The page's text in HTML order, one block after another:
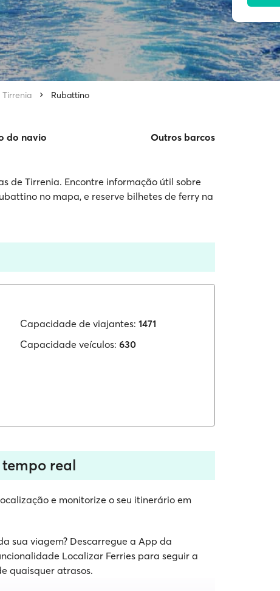
Tirrenia Rubattino
do navio Outros barcos
de Tirrenia. Encontre informação útil sobre
no mapa, e reserve bilhetes de ferry na
Capacidade de viajantes: 1471
Capacidade veículos: 630
real
e monitorize o seu itinerário em
sua viagem? Descarregue a App da
Localizar Ferries para seguir a
quaisquer atrasos.